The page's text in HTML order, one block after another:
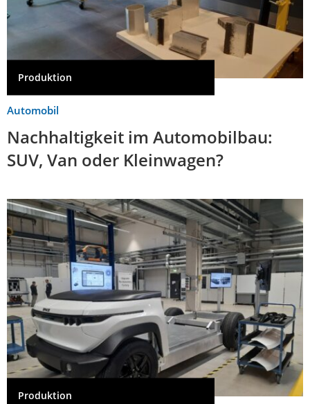
Produktion
Automobil
Nachhaltigkeit im Automobilbau:
SUV, Van oder Kleinwagen?
Produktion